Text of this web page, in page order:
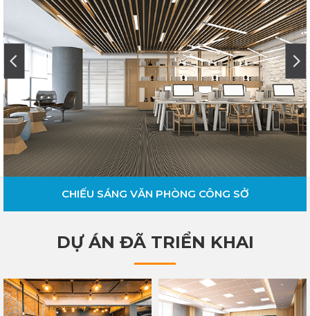
CHIẾU SÁNG VĂN PHÒNG CÔNG SỞ
DỰ ÁN ĐÃ TRIỂN KHAI